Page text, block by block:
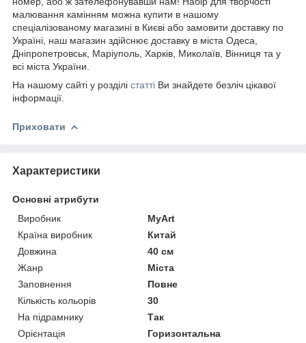
малювання камінням можна купити в нашому
спеціалізованому магазині в Києві або замовити доставку по
Україні, наш магазин здійснює доставку в міста Одеса,
Дніпропетровськ, Маріуполь, Харків, Миколаїв, Вінниця та у
всі міста України.
На нашому сайті у розділі статті Ви знайдете безліч цікавої
інформації.
Приховати
Характеристики
Основні атрибути
Виробник
MyArt
Країна виробник
Китай
Довжина
40 см
Жанр
Міста
Заповнення
Повне
Кількість кольорів
30
На підрамнику
Так
Орієнтація
Горизонтальна